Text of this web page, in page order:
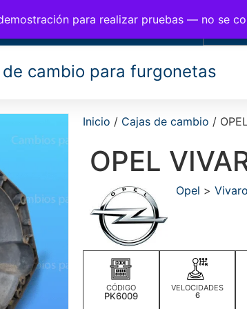
para realizar pruebas — no se
PARA FURGONETAS
0,00
de cambio para furgonetas
Inicio / Cajas de cambio /
OPEL
Opel >Vivaro
CÓDIGO
PK6009
VELOCIDADES
6